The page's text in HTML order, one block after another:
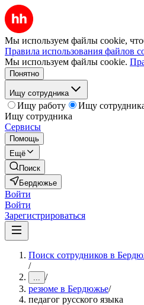
Мы используем файлы cookie,
Правила использования файлов
Мы используем файлы cookie.
Понятно
Ищу сотрудника
Ищу работу
Ищу
Ищу сотрудника
Сервисы
Помощь
Ещё
Поиск
Бердюжье
Войти
Войти
Зарегистрироваться
Поиск сотрудников в
/
... /
резюме в Бердюжье/
педагог русского языка